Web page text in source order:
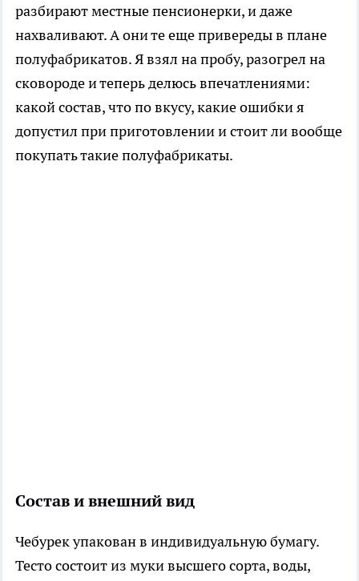
разбирают местные пенсионерки, и даже
нахваливают. А они те еще привереды в плане
полуфабрикатов. Я взял на пробу, разогрел на
сковороде и теперь делюсь впечатлениями:
какой состав, что по вкусу, какие ошибки я
допустил при приготовлении и стоит ли вообще
покупать такие полуфабрикаты.
Состав и внешний вид
Чебурек упакован в индивидуальную бумагу.
Тесто состоит из муки высшего сорта, воды,